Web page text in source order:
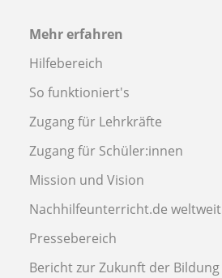
Mehr erfahren
Hilfebereich
So funktioniert's
Zugang für Lehrkräfte
Zugang für Schüler:innen
Mission und Vision
Nachhilfeunterricht.de weltweit
Pressebereich
Bericht zur Zukunft der Bildung